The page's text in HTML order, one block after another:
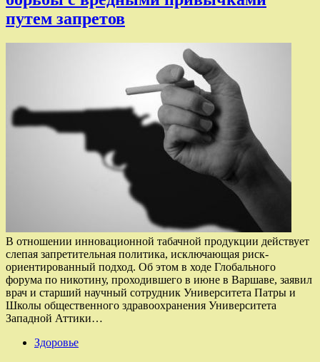
путем запретов
В отношении инновационной табачной продукции действует
слепая запретительная политика, исключающая риск-
ориентированный подход. Об этом в ходе Глобального
форума по никотину, проходившего в июне в Варшаве, заявил
врач и старший научный сотрудник Университета Патры и
Школы общественного здравоохранения Университета
Западной Аттики…
Здоровье